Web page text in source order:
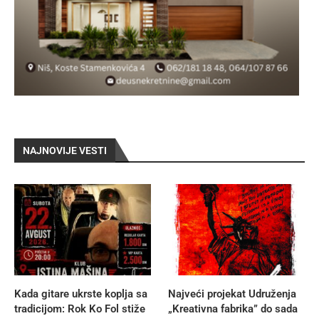
NAJNOVIJE VESTI
Kada gitare ukrste koplja sa
tradicijom: Rok Ko Fol stiže
Najveći projekat Udruženja
„Kreativna fabrika” do sada